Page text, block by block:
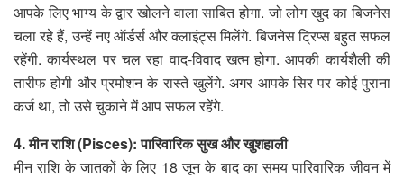
आपके लिए भाग्य के द्वार खोलने वाला साबित होगा. जो लोग खुद का बिजनेस
चला रहे हैं, उन्हें नए ऑर्डर्स और क्लाइंट्स मिलेंगे. बिजनेस ट्रिप्स बहुत सफल
रहेंगी. कार्यस्थल पर चल रहा वाद-विवाद खत्म होगा. आपकी कार्यशैली की
तारीफ होगी और प्रमोशन के रास्ते खुलेंगे. अगर आपके सिर पर कोई पुराना
कर्ज था, तो उसे चुकाने में आप सफल रहेंगे.
4. मीन राशि (Pisces): पारिवारिक सुख और खुशहाली
मीन राशि के जातकों के लिए 18 जून के बाद का समय पारिवारिक जीवन में